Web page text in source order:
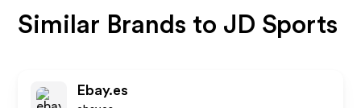
Similar Brands to JD Sports
Ebay.es